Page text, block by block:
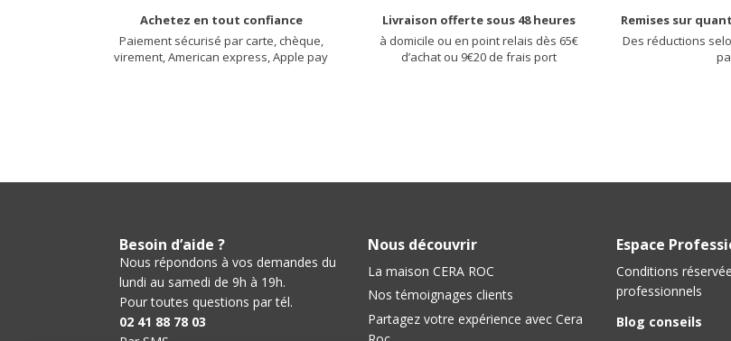
Achetez en tout confiance
Paiement sécurisé par carte, chèque,
virement, American express, Apple pay
Livraison offerte sous 48 heures
à domicile ou en point relais dès 65€
d’achat ou 9€20 de frais port
Remises sur
Des réductions
Besoin d’aide ?
Nous répondons à vos demandes du
lundi au samedi de 9h à 19h.
Pour toutes questions par tél.
02 41 88 78 03
Nous découvrir
La maison CERA ROC
Nos témoignages clients
Partagez votre expérience avec Cera
Espace
Conditions
professionnels
Blog conseils